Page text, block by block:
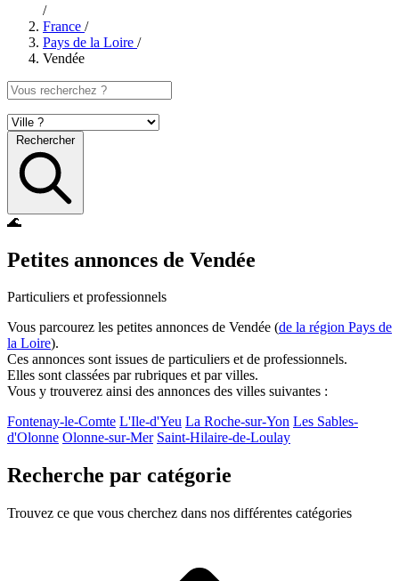
/
France /
Pays de la Loire /
Vendée
Rechercher
🌊
Petites annonces de Vendée
Particuliers et professionnels
Vous parcourez les petites annonces de Vendée (de la région Pays de
la Loire).
Ces annonces sont issues de particuliers et de professionnels.
Elles sont classées par rubriques et par villes.
Vous y trouverez ainsi des annonces des villes suivantes :
Fontenay-le-Comte L'Ile-d'Yeu La Roche-sur-Yon Les Sables-
d'Olonne Olonne-sur-Mer Saint-Hilaire-de-Loulay
Recherche par catégorie
Trouvez ce que vous cherchez dans nos différentes catégories